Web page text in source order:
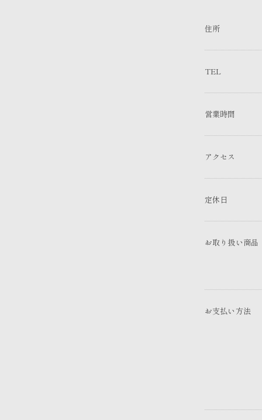
住所
TEL
営業時間
アクセス
定休日
お取り扱い商品
お支払い方法